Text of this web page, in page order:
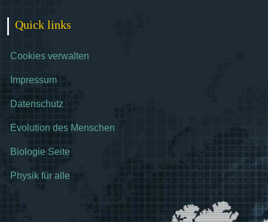
Quick links
Cookies verwalten
Impressum
Datenschutz
Evolution des Menschen
Biologie Seite
Physik für alle